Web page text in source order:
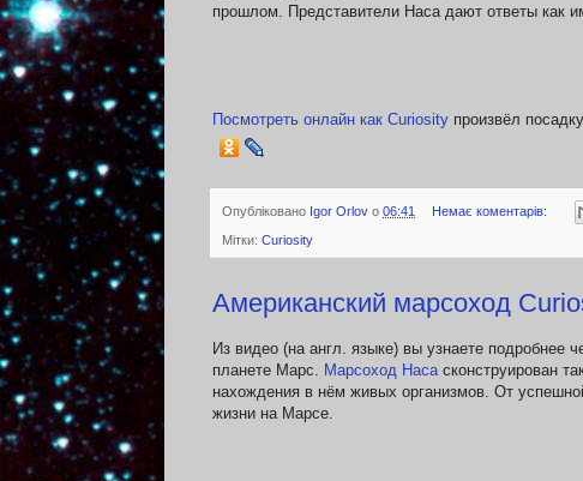
прошлом. Представители Наса дают ответы как
Посмотреть онлайн как Curiosity произвёл посадку.
Опубліковано Igor Orlov о 06:41 Немає коментарів:
Мітки: Curiosity
Американский марсоход
Из видео (на англ. языке) вы узнаете подробнее
планете Марс. Марсоход Насасконструирован
нахождения в нём живых организмов. От
жизни на Марсе.